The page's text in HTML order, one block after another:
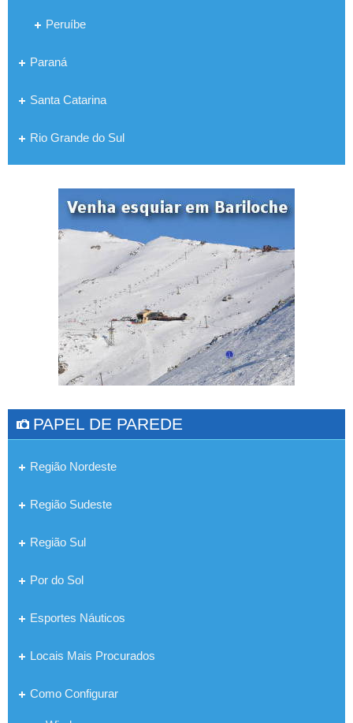
Peruíbe
Paraná
Santa Catarina
Rio Grande do Sul
PAPEL DE PAREDE
Região Nordeste
Região Sudeste
Região Sul
Por do Sol
Esportes Náuticos
Locais Mais Procurados
Como Configurar